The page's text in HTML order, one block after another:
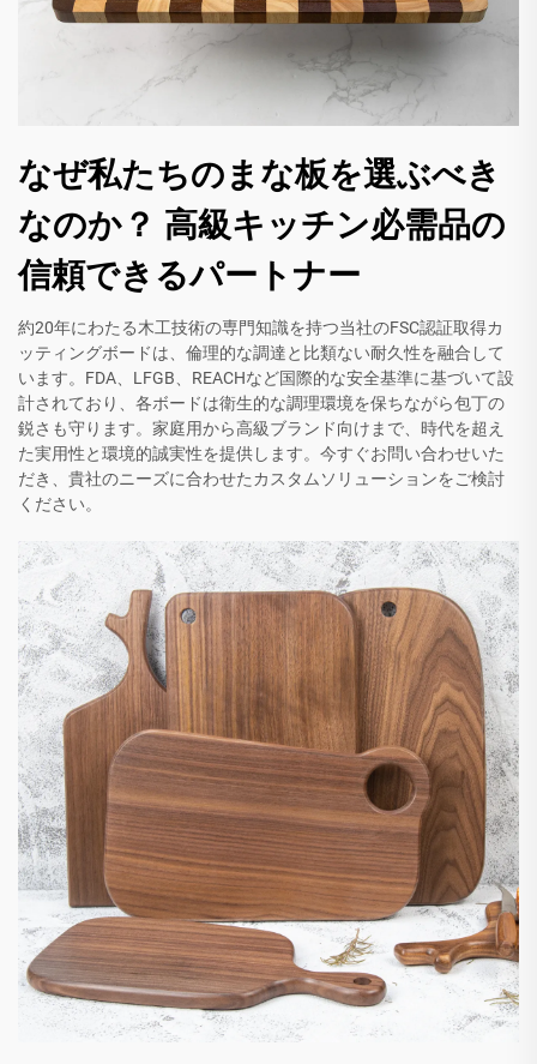
なぜ私たちのまな板を選ぶべき
なのか？ 高級キッチン必需品の
信頼できるパートナー
約20年にわたる木工技術の専門知識を持つ当社のFSC認証取得カ
ッティングボードは、倫理的な調達と比類ない耐久性を融合して
います。FDA、LFGB、REACHなど国際的な安全基準に基づいて設
計されており、各ボードは衛生的な調理環境を保ちながら包丁の
鋭さも守ります。家庭用から高級ブランド向けまで、時代を超え
た実用性と環境的誠実性を提供します。今すぐお問い合わせいた
だき、貴社のニーズに合わせたカスタムソリューションをご検討
ください。